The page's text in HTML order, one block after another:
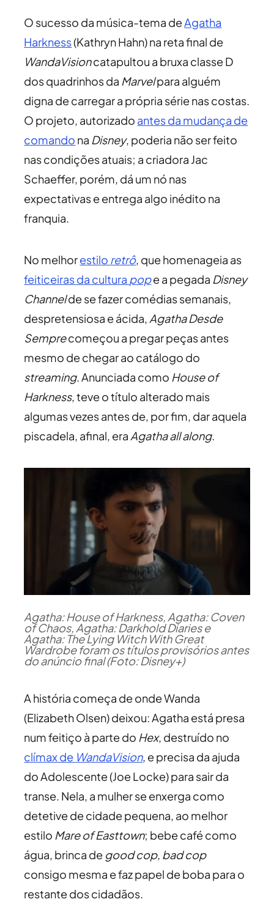
O sucesso da música-tema deAgatha
Harkness(Kathryn Hahn) na reta final de
WandaVisioncatapultou a bruxa classe D
dos quadrinhos da Marvelpara alguém
digna de carregar a própria série nas costas.
O projeto, autorizado antes da mudança de
comando na Disney, poderia não ser feito
nas condições atuais; a criadora Jac
Schaeffer, porém, dá um nó nas
expectativas e entrega algo inédito na
franquia.
No melhorestilo retrô, que homenageia as
feiticeiras da cultura pope a pegada Disney
Channelde se fazer comédias semanais,
despretensiosa e ácida, Agatha Desde
Semprecomeçou a pregar peças antes
mesmo de chegar ao catálogo do
streaming. Anunciada como House of
Harkness, teve o título alterado mais
algumas vezes antes de, por fim, dar aquela
piscadela, afinal, era Agatha all along.
Agatha: House of Harkness, Agatha: Coven
of Chaos, Agatha: Darkhold Diaries e
Agatha: The Lying Witch With Great
Wardrobe foram os títulos provisórios antes
do anúncio final (Foto: Disney+)
A história começa de onde Wanda
(Elizabeth Olsen) deixou: Agatha está presa
num feitiço à parte do Hex, destruído no
clímax de WandaVision, e precisa da ajuda
do Adolescente (Joe Locke) para sair da
transe. Nela, a mulher se enxerga como
detetive de cidade pequena, ao melhor
estilo Mare of Easttown; bebe café como
água, brinca de good cop, bad cop
consigo mesma e faz papel de boba para o
restante dos cidadãos.